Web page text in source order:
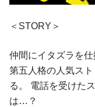
＜STORY＞
仲間にイタズラを仕
第五人格の人気ス
る。 電話を受けた
は…？